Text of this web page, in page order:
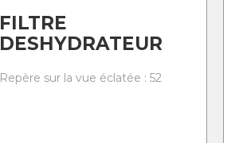
FILTRE
DESHYDRATEUR
Repère sur la vue éclatée : 52